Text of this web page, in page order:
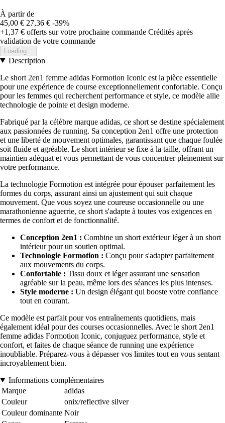
À partir de
45,00 € 27,36 € -39%
+1,37 € offerts sur votre prochaine commande Crédités après
validation de votre commande
Loading...
Description
Le short 2en1 femme adidas Formotion Iconic est la pièce essentielle
pour une expérience de course exceptionnellement confortable. Conçu
pour les femmes qui recherchent performance et style, ce modèle allie
technologie de pointe et design moderne.
Fabriqué par la célèbre marque adidas, ce short se destine spécialement
aux passionnées de running. Sa conception 2en1 offre une protection
et une liberté de mouvement optimales, garantissant que chaque foulée
soit fluide et agréable. Le short intérieur se fixe à la taille, offrant un
maintien adéquat et vous permettant de vous concentrer pleinement sur
votre performance.
La technologie Formotion est intégrée pour épouser parfaitement les
formes du corps, assurant ainsi un ajustement qui suit chaque
mouvement. Que vous soyez une coureuse occasionnelle ou une
marathonienne aguerrie, ce short s'adapte à toutes vos exigences en
termes de confort et de fonctionnalité.
Conception 2en1 : Combine un short extérieur léger à un short
intérieur pour un soutien optimal.
Technologie Formotion : Conçu pour s'adapter parfaitement
aux mouvements du corps.
Confortable : Tissu doux et léger assurant une sensation
agréable sur la peau, même lors des séances les plus intenses.
Style moderne : Un design élégant qui booste votre confiance
tout en courant.
Ce modèle est parfait pour vos entraînements quotidiens, mais
également idéal pour des courses occasionnelles. Avec le short 2en1
femme adidas Formotion Iconic, conjuguez performance, style et
confort, et faites de chaque séance de running une expérience
inoubliable. Préparez-vous à dépasser vos limites tout en vous sentant
incroyablement bien.
Informations complémentaires
Marque
adidas
Couleur
onix/reflective silver
Couleur dominante Noir